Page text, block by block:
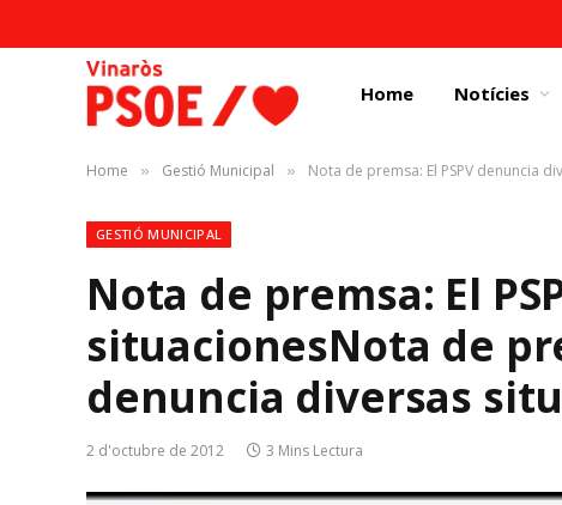
Home Notícies
Home » Gestió Municipal » Nota de premsa: El PSPV denuncia
GESTIÓ MUNICIPAL
Nota de premsa: El
situacionesNota de
denuncia diversas
2 d'octubre de 2012 3 Mins Lectura